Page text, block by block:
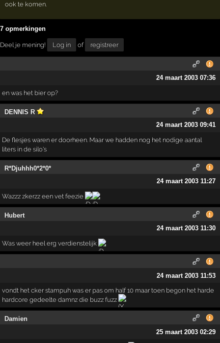
ook te komen.
7 opmerkingen
Deel je mening! Log in of registreer
24 maart 2003 07:36
en was het bier op?
DENNIS R
24 maart 2003 09:41
De flesjes waren er doorheen. Maar we hadden nog het nodige aantal
liters in de silo's
R*Djuhhh0*2*0*
24 maart 2003 11:27
Wazzz zkerzz een vet feezie
Hubert
24 maart 2003 11:30
Was weer heel erg verdienstelijk
24 maart 2003 11:53
vondt het cker stampuh was er pas om half 10 maar toen begon het harde
hardcore gedeelte damnz die buzz fuzz
Damien
25 maart 2003 02:29